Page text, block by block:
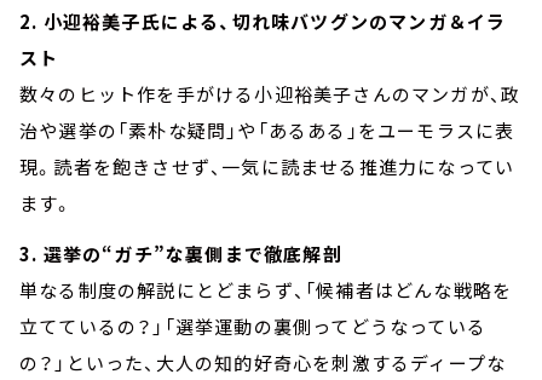
2. 小迎裕美子氏による、切れ味バツグンのマンガ＆イラ
スト
数々のヒット作を手がける小迎裕美子さんのマンガが、政
治や選挙の「素朴な疑問」や「あるある」をユーモラスに表
現。読者を飽きさせず、一気に読ませる推進力になってい
ます。
3. 選挙の“ガチ”な裏側まで徹底解剖
単なる制度の解説にとどまらず、「候補者はどんな戦略を
立てているの？」「選挙運動の裏側ってどうなっている
の？」といった、大人の知的好奇心を刺激するディープな